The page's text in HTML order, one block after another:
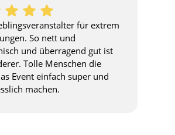
für extrem
So nett und
und überragend gut ist
Tolle Menschen die
Event einfach super und
machen.